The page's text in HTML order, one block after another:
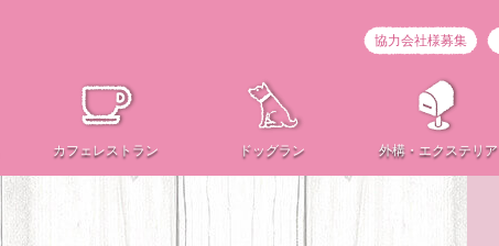
カフェレストラン ドッグラン 外構・ エクステリア
協力会社様募集